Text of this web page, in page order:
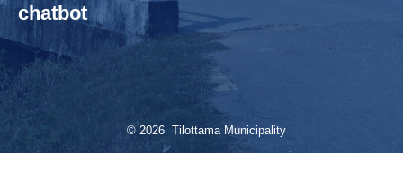
chatbot
© 2026 Tilottama Municipality